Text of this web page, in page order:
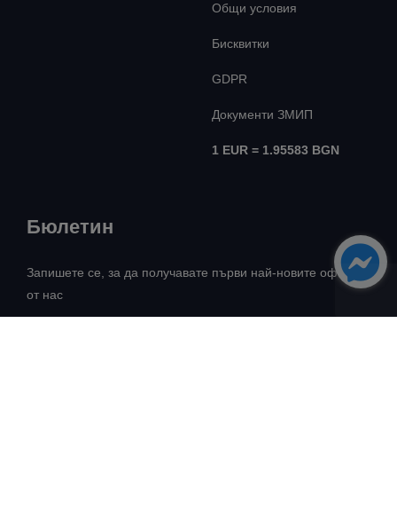
Общи условия
Бисквитки
GDPR
Документи ЗМИП
1 EUR = 1.95583 BGN
Бюлетин
Запишете се, за да получавате първи най-новите оферти
от нас